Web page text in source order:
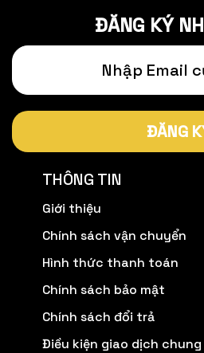
ĐĂNG KÝ
ĐĂNG
THÔNG TIN
Giới thiệu
Chính sách vận chuyển
Hình thức thanh toán
Chính sách bảo mật
Chính sách đổi trả
Điều kiện giao dịch chung